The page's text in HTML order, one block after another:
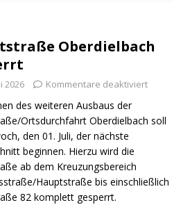
Oberdielbach
2026 Kommentare deaktiviert
des weiteren Ausbaus der
Ortsdurchfahrt Oberdielbach soll
den 01. Juli, der nächste
beginnen. Hierzu wird die
ab dem Kreuzungsbereich
Hauptstraße bis einschließlich
82 komplett gesperrt.